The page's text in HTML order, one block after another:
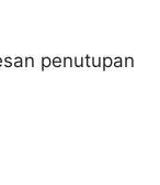
penutupan